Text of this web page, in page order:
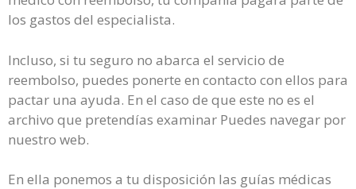
los gastos del especialista.
Incluso, si tu seguro no abarca el servicio de
reembolso, puedes ponerte en contacto con ellos para
pactar una ayuda. En el caso de que este no es el
archivo que pretendías examinar Puedes navegar por
nuestro web.
En ella ponemos a tu disposición las guías médicas